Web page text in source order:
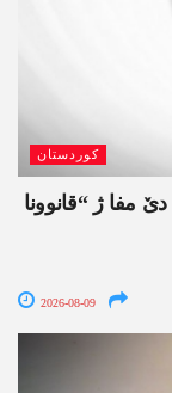
کوردستان
پەکەکێ دێ مفا ژ “قانوونا
2026-08-09